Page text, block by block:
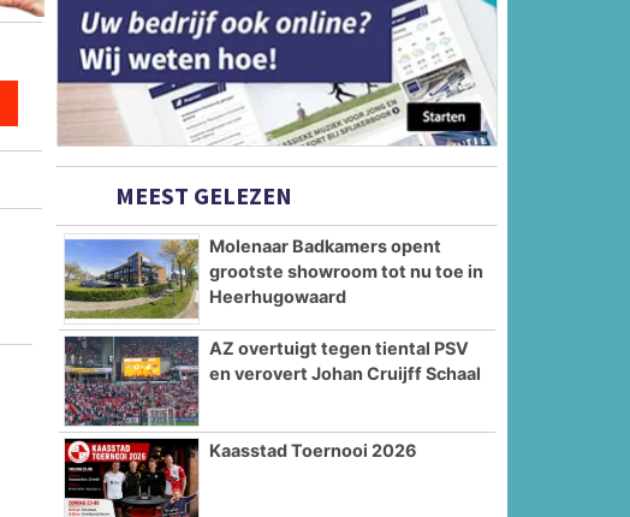
MEEST GELEZEN
Molenaar Badkamers opent
grootste showroom tot nu toe in
Heerhugowaard
AZ overtuigt tegen tiental PSV
en verovert Johan Cruijff Schaal
Kaasstad Toernooi 2026